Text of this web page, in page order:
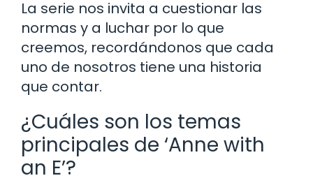
La serie nos invita a cuestionar las
normas y a luchar por lo que
creemos, recordándonos que cada
uno de nosotros tiene una historia
que contar.
¿Cuáles son los temas
principales de ‘Anne with
an E’?